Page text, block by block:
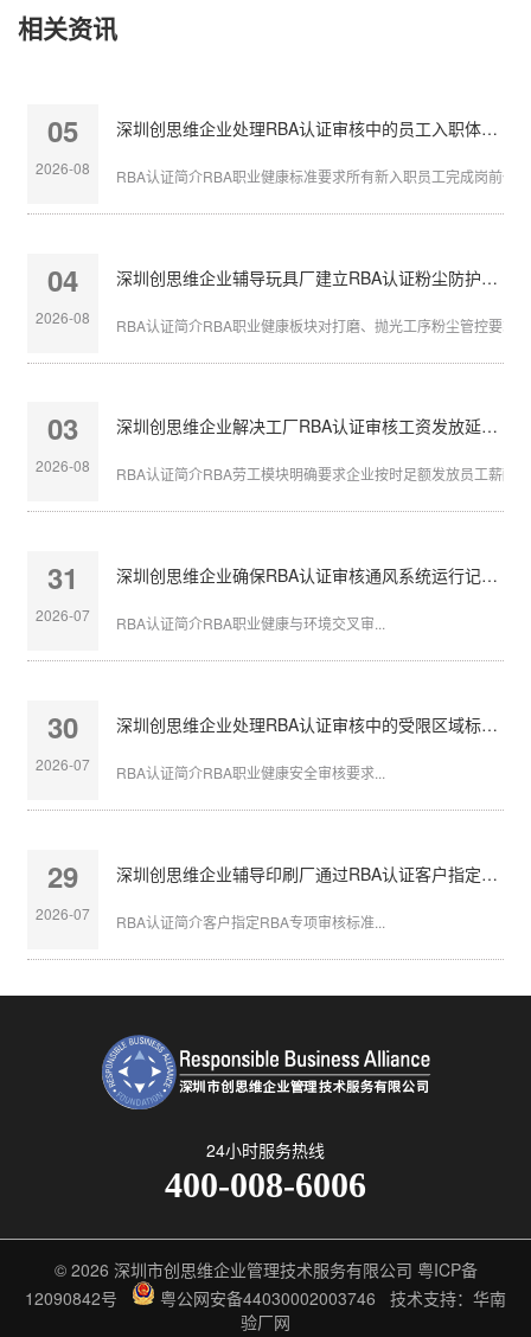
相关资讯
05
2026-08
深圳创思维企业处理RBA认证审核中的员工入职体检缺失
RBA认证简介RBA职业健康标准要求所有新入职员工完成岗前体
04
2026-08
深圳创思维企业辅导玩具厂建立RBA认证粉尘防护体系
RBA认证简介RBA职业健康板块对打磨、抛光工序粉尘管控要求
03
2026-08
深圳创思维企业解决工厂RBA认证审核工资发放延迟问题
RBA认证简介RBA劳工模块明确要求企业按时足额发放员工薪酬
31
2026-07
深圳创思维企业确保RBA认证审核通风系统运行记录完整
RBA认证简介RBA职业健康与环境交叉审...
30
2026-07
深圳创思维企业处理RBA认证审核中的受限区域标识不清
RBA认证简介RBA职业健康安全审核要求...
29
2026-07
深圳创思维企业辅导印刷厂通过RBA认证客户指定审核
RBA认证简介客户指定RBA专项审核标准...
24小时服务热线
400-008-6006
© 2026 深圳市创思维企业管理技术服务有限公司 粤ICP备
12090842号
粤公网安备44030002003746 技术支持：华南
验厂网